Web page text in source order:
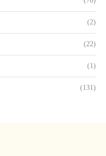
(2)
(22)
(1)
(131)